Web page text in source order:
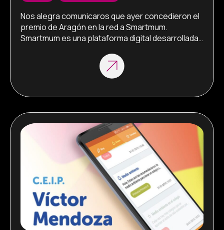
Nos alegra comunicaros que ayer concedieron el
premio de Aragón en la red a Smartmum.
Smartmum es una plataforma digital desarrollada
emprendimiento de las madres que se ven
obligadas a dejar o cambiar su empleo por la
atención de sus hijos. Merche Blasco, impulsora
de la iniciativa lo […]